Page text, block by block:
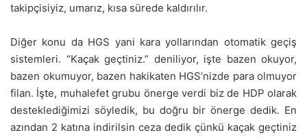
takipçisiyiz, umarız, kısa sürede kaldırılır.
Diğer konu da HGS yani kara yollarından otomatik geçiş
sistemleri. “Kaçak geçtiniz.” deniliyor, işte bazen okuyor,
bazen okumuyor, bazen hakikaten HGS’nizde para olmuyor
filan. İşte, muhalefet grubu önerge verdi biz de HDP olarak
desteklediğimizi söyledik, bu doğru bir önerge dedik. En
azından 2 katına indirilsin ceza dedik çünkü kaçak geçtiniz